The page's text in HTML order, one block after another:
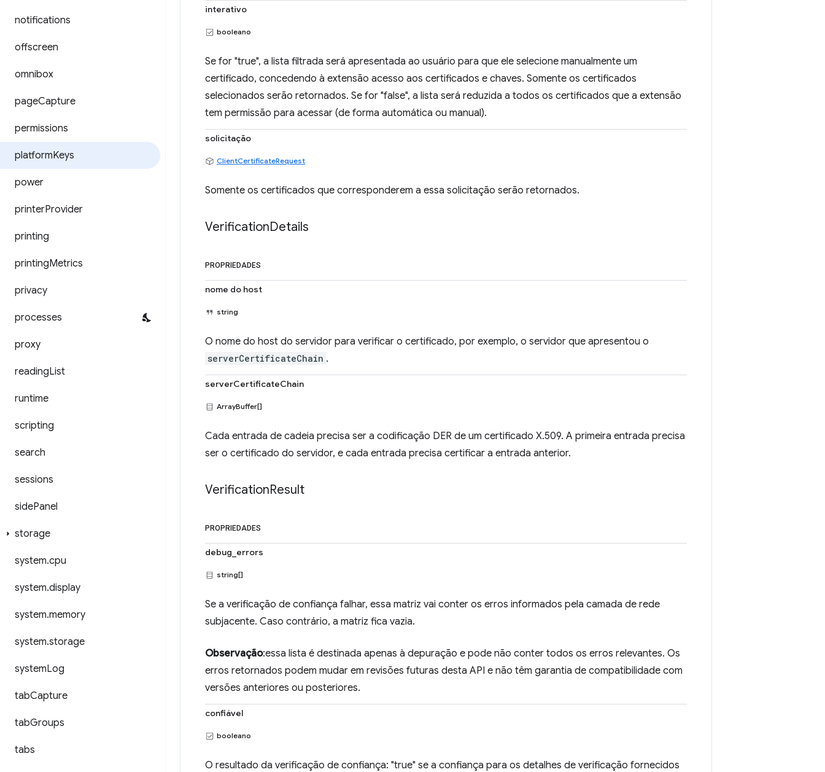
notifications
offscreen
omnibox
pageCapture
permissions
platformKeys
power
printerProvider
printing
printingMetrics
privacy
processes
proxy
readingList
runtime
scripting
search
sessions
sidePanel
storage
system.cpu
system.display
system.memory
system.storage
systemLog
tabCapture
tabGroups
tabs
interativo
booleano
Se for "true", a lista filtrada será apresentada ao usuário para que ele selecione manualmente um
certificado, concedendo à extensão acesso aos certificados e chaves. Somente os certificados
selecionados serão retornados. Se for "false", a lista será reduzida a todos os certificados que a extensão
tem permissão para acessar (de forma automática ou manual).
solicitação
ClientCertificateRequest
Somente os certificados que corresponderem a essa solicitação serão retornados.
VerificationDetails
PROPRIEDADES
nome do host
string
O nome do host do servidor para verificar o certificado, por exemplo, o servidor que apresentou o
serverCertificateChain .
serverCertificateChain
ArrayBuffer[]
Cada entrada de cadeia precisa ser a codificação DER de um certificado X.509. A primeira entrada precisa
ser o certificado do servidor, e cada entrada precisa certificar a entrada anterior.
VerificationResult
PROPRIEDADES
debug_errors
string[]
Se a verificação de confiança falhar, essa matriz vai conter os erros informados pela camada de rede
subjacente. Caso contrário, a matriz fica vazia.
Observação:essa lista é destinada apenas à depuração e pode não conter todos os erros relevantes. Os
erros retornados podem mudar em revisões futuras desta API e não têm garantia de compatibilidade com
versões anteriores ou posteriores.
confiável
booleano
O resultado da verificação de confiança: "true" se a confiança para os detalhes de verificação fornecidos